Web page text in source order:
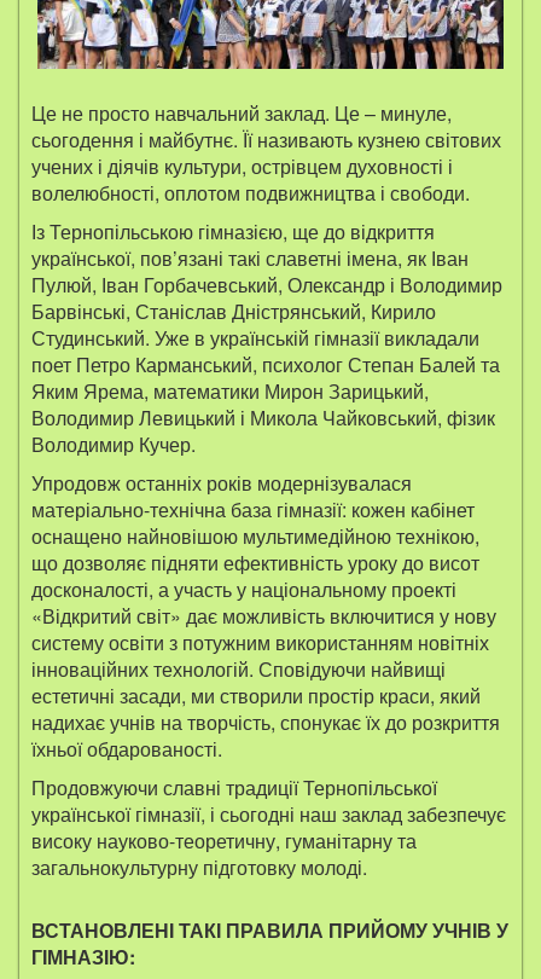
Це не просто навчальний заклад. Це – минуле,
сьогодення і майбутнє. Її називають кузнею світових
учених і діячів культури, острівцем духовності і
волелюбності, оплотом подвижництва і свободи.
Із Тернопільською гімназією, ще до відкриття
української, пов’язані такі славетні імена, як Іван
Пулюй, Іван Горбачевський, Олександр і Володимир
Барвінські, Станіслав Дністрянський, Кирило
Студинський. Уже в українській гімназії викладали
поет Петро Карманський, психолог Степан Балей та
Яким Ярема, математики Мирон Зарицький,
Володимир Левицький і Микола Чайковський, фізик
Володимир Кучер.
Упродовж останніх років модернізувалася
матеріально-технічна база гімназії: кожен кабінет
оснащено найновішою мультимедійною технікою,
що дозволяє підняти ефективність уроку до висот
досконалості, а участь у національному проекті
«Відкритий світ» дає можливість включитися у нову
систему освіти з потужним використанням новітніх
інноваційних технологій. Сповідуючи найвищі
естетичні засади, ми створили простір краси, який
надихає учнів на творчість, спонукає їх до розкриття
їхньої обдарованості.
Продовжуючи славні традиції Тернопільської
української гімназії, і сьогодні наш заклад забезпечує
високу науково-теоретичну, гуманітарну та
загальнокультурну підготовку молоді.
ВСТАНОВЛЕНІ ТАКІ ПРАВИЛА ПРИЙОМУ УЧНІВ У
ГІМНАЗІЮ: